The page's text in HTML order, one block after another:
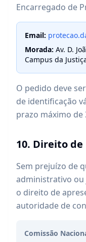
Encarregado de
Email:
Morada: Av. D.
Campus da
O pedido deve
de identificação
prazo máximo de
10. Direito de
Sem prejuízo de
administrativo
o direito de
autoridade de
Comissão